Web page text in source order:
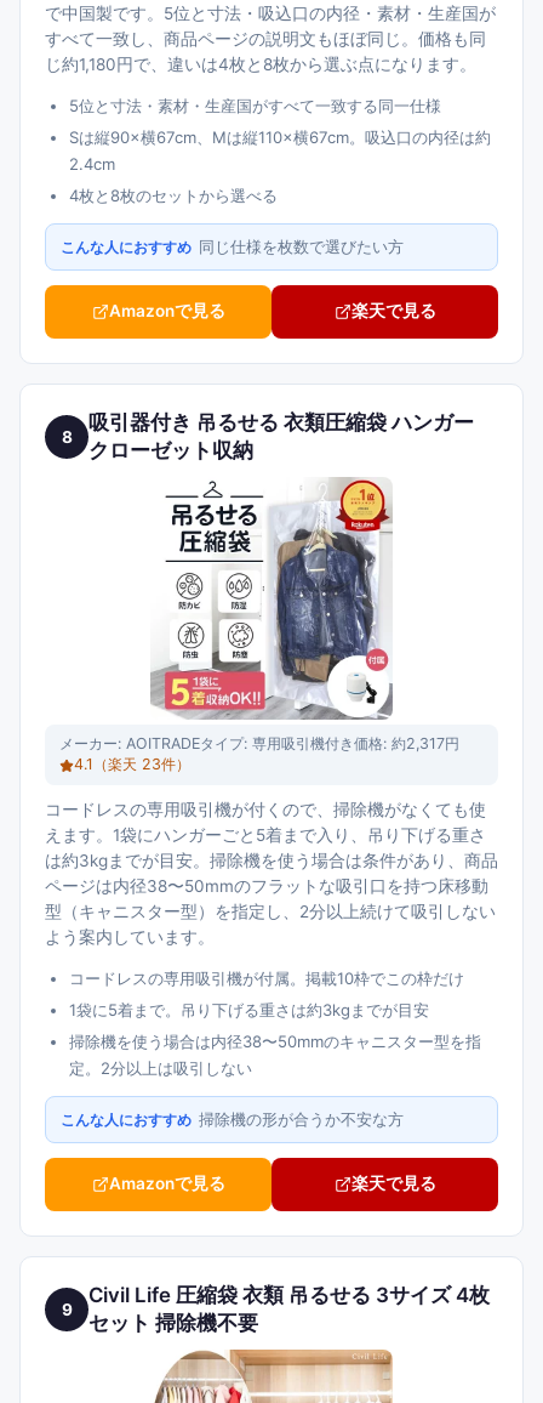
で中国製です。5位と寸法・吸込口の内径・素材・生産国が
すべて一致し、商品ページの説明文もほぼ同じ。価格も同
じ約1,180円で、違いは4枚と8枚から選ぶ点になります。
5位と寸法・素材・生産国がすべて一致する同一仕様
Sは縦90×横67cm、Mは縦110×横67cm。吸込口の内径は約
2.4cm
4枚と8枚のセットから選べる
こんな人におすすめ 同じ仕様を枚数で選びたい方
Amazonで見る 楽天で見る
8
吸引器付き 吊るせる 衣類圧縮袋 ハンガー
クローゼット収納
メーカー: AOITRADEタイプ: 専用吸引機付き価格: 約2,317円
4.1 （楽天 23件）
コードレスの専用吸引機が付くので、掃除機がなくても使
えます。1袋にハンガーごと5着まで入り、吊り下げる重さ
は約3kgまでが目安。掃除機を使う場合は条件があり、商品
ページは内径38〜50mmのフラットな吸引口を持つ床移動
型（キャニスター型）を指定し、2分以上続けて吸引しない
よう案内しています。
コードレスの専用吸引機が付属。掲載10枠でこの枠だけ
1袋に5着まで。吊り下げる重さは約3kgまでが目安
掃除機を使う場合は内径38〜50mmのキャニスター型を指
定。2分以上は吸引しない
こんな人におすすめ 掃除機の形が合うか不安な方
Amazonで見る 楽天で見る
9
Civil Life 圧縮袋 衣類 吊るせる 3サイズ 4枚
セット 掃除機不要